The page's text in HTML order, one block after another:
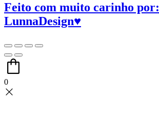
Feito com muito carinho por:
LunnaDesign♥
0